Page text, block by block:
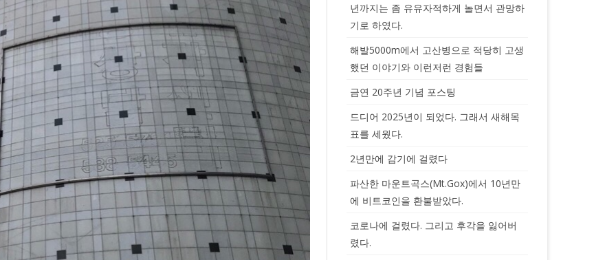
년까지는 좀 유유자적하게 놀면서 관망하
기로 하였다.
해발5000m에서 고산병으로 적당히 고생
했던 이야기와 이런저런 경험들
금연 20주년 기념 포스팅
드디어 2025년이 되었다. 그래서 새해목
표를 세웠다.
2년만에 감기에 걸렸다
파산한 마운트곡스(Mt.Gox)에서 10년만
에 비트코인을 환불받았다.
코로나에 걸렸다. 그리고 후각을 잃어버
렸다.